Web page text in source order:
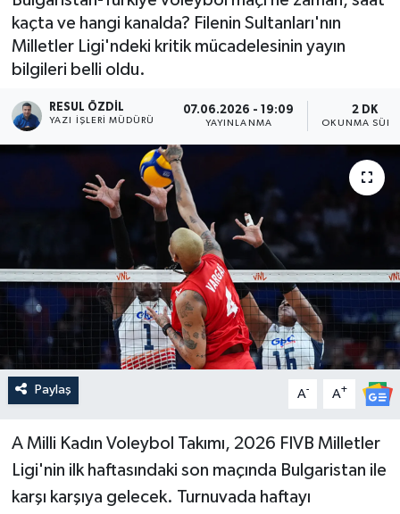
kaçta ve hangi kanalda? Filenin Sultanları'nın
Milletler Ligi'ndeki kritik mücadelesinin yayın
bilgileri belli oldu.
RESUL ÖZDIL
YAZI İŞLERI MÜDÜRÜ
07.06.2026 - 19:09
YAYINLANMA
2 DK
OKUNMA
Paylaş A- A+
A Milli Kadın Voleybol Takımı, 2026 FIVB Milletler
Ligi'nin ilk haftasındaki son maçında Bulgaristan ile
karşı karşıya gelecek. Turnuvada haftayı